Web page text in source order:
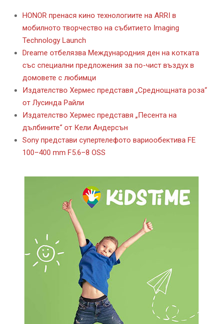
HONOR пренася кино технологиите на ARRI в
мобилното творчество на събитието Imaging
Technology Launch
Dreame отбелязва Международния ден на котката
със специални предложения за по-чист въздух в
домовете с любимци
Издателство Хермес представя „Среднощната роза“
от Лусинда Райли
Издателство Хермес представя „Песента на
дълбините“ от Кели Андерсън
Sony представи супертелефото вариообектива FE
100–400 mm F5.6–8 OSS